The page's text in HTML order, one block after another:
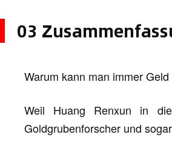
03
Warum kann man immer
Weil Huang Renxun in
Goldgrubenforscher und